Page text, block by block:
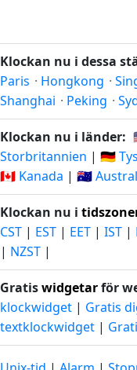
Klockan nu i dessa
Paris · Hongkong ·
Shanghai · Peking ·
Klockan nu i länder:
Storbritannien | 🇩🇪
🇨🇦 Kanada | 🇦🇺
Klockan nu i
CST | EST | EET | IST |
| NZST |
Gratiswidgetarför
klockwidget | Gratis
textklockwidget |